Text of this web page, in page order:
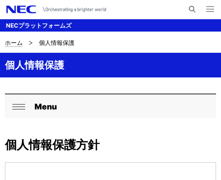
NECプラットフォームズ
メ
ニ
ナ
ビ
ゲ
ー
ン
サ
イ
現
在
ホーム 個人情報保護
個人情報保護
ロ
カ
ル
る
Menu
個人情報保護方針